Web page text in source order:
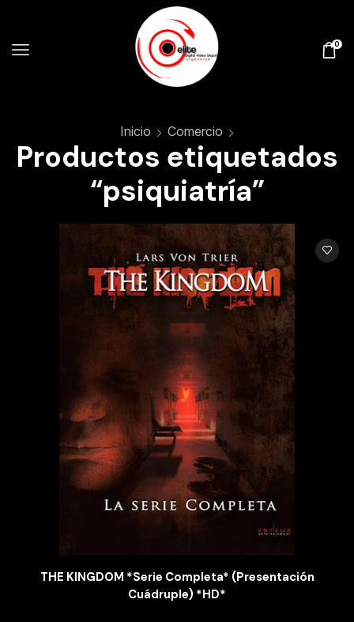
0
Inicio Comercio
Productos etiquetados
“psiquiatría”
THE KINGDOM *Serie Completa* (Presentación
Cuádruple) *HD*